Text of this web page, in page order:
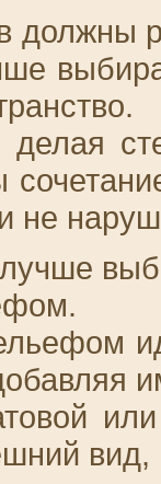
должны
делая
не
или
вид,